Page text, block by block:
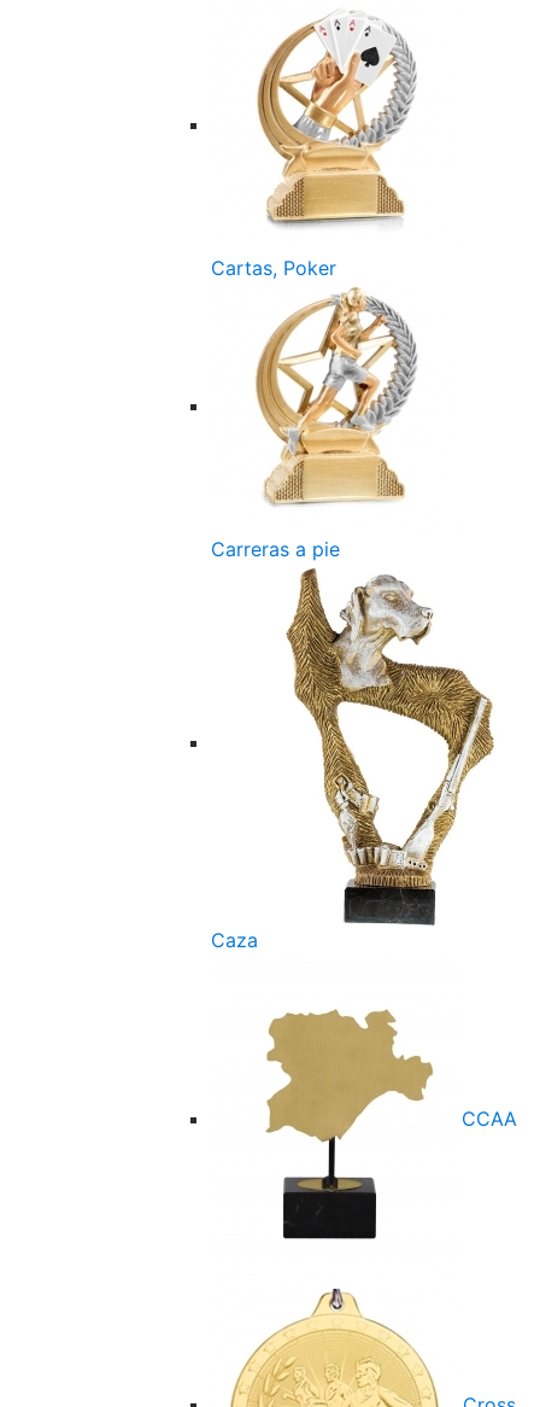
Cartas, Poker
Carreras a pie
Caza
CCAA